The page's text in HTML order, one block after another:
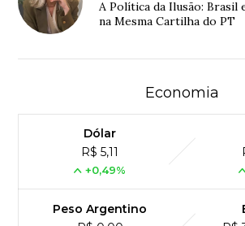
A Política da Ilusão: Brasil
na Mesma Cartilha do PT
Economia
Dólar
R$ 5,11
+0,49%
Peso Argentino